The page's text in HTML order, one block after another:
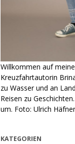
Willkommen auf
Kreuzfahrtautorin
zu Wasser und an
Reisen zu
um. Foto: Ulrich
KATEGORIEN